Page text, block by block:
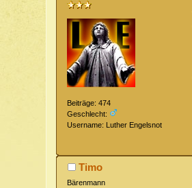
Beiträge: 474
Geschlecht:
Username: Luther Engelsnot
Timo
Bärenmann